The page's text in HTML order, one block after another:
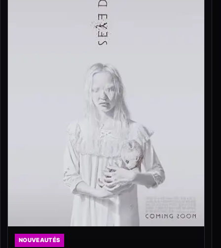
NOUVEAUTÉS